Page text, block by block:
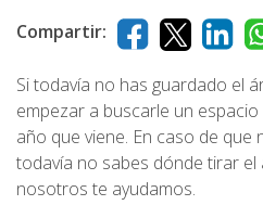
Compartir:
Si todavía no has guardado el
empezar a buscarle un
año que viene. En caso de que
todavía no sabes dónde tirar el
nosotros te ayudamos.